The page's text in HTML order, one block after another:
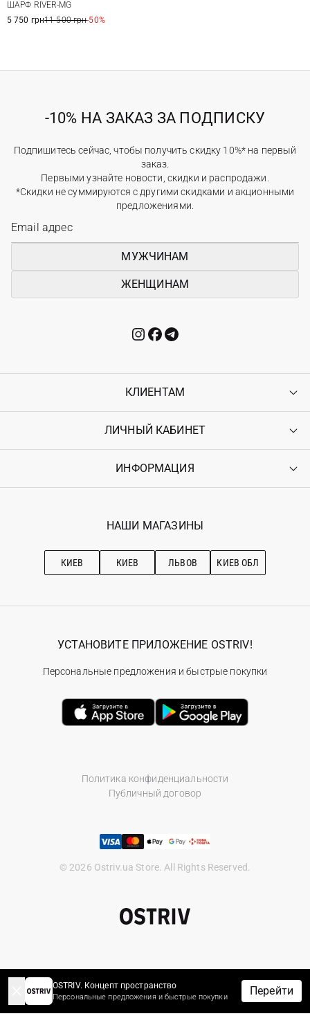
ШАРФ RIVER-MG
5 750 грн11 500 грн-50%
-10% НА ЗАКАЗ ЗА ПОДПИСКУ
Подпишитесь сейчас, чтобы получить скидку 10%* на первый
заказ.
Первыми узнайте новости, скидки и распродажи.
*Скидки не суммируются с другими скидками и акционными
предложениями.
МУЖЧИНАМ
ЖЕНЩИНАМ
КЛИЕНТАМ
Контакты
Возврат
Гарантия
ЛИЧНЫЙ КАБИНЕТ
Войти
Ostriv Club+
ИНФОРМАЦИЯ
Наши магазини
Рекомендации по уходу
НАШИ МАГАЗИНЫ
КИЕВ КИЕВ ЛЬВОВ КИЕВ ОБЛ
Политика конфиденциальности
Публичный договор
© 2026 Ostriv.ua Store. All Rights Reserved.
УСТАНОВИТЕ ПРИЛОЖЕНИЕ OSTRIV!
Персональные предложения и быстрые покупки
OSTRIV. Концепт пространство
Персональные предложения и быстрые покупки Перейти